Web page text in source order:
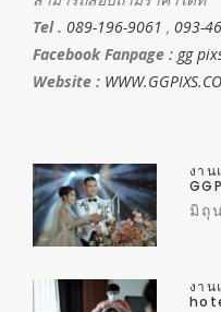
Tel . 089-196-9061 , 093-
Facebook Fanpage : gg
Website :
งา
มิถุ
งา